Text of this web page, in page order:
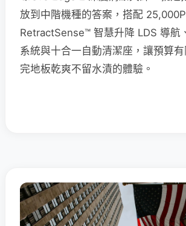
放到中階機種的答案，搭配
RetractSense™ 智慧升降 LDS 導航
系統與十合一自動清潔座，讓預算
完地板乾爽不留水漬的體驗。